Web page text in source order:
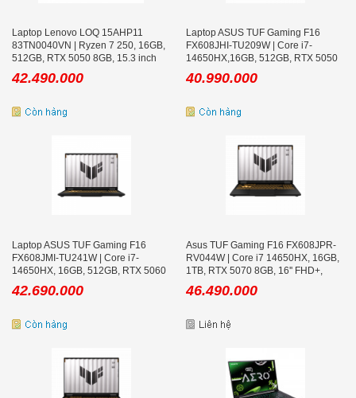
Laptop Lenovo LOQ 15AHP11
83TN0040VN | Ryzen 7 250, 16GB,
512GB, RTX 5050 8GB, 15.3 inch
WUXGA 165Hz
42.490.000
Laptop ASUS TUF Gaming F16
FX608JHI-TU209W | Core i7-
14650HX,16GB, 512GB, RTX 5050
8GB, 16inch WUXGA 165Hz, Win 11
40.990.000
Laptop ASUS TUF Gaming F16
FX608JMI-TU241W | Core i7-
14650HX, 16GB, 512GB, RTX 5060
8GB, 16inch WUXGA 144Hz
42.690.000
Asus TUF Gaming F16 FX608JPR-
RV044W | Core i7 14650HX, 16GB,
1TB, RTX 5070 8GB, 16'' FHD+,
Xám
46.490.000